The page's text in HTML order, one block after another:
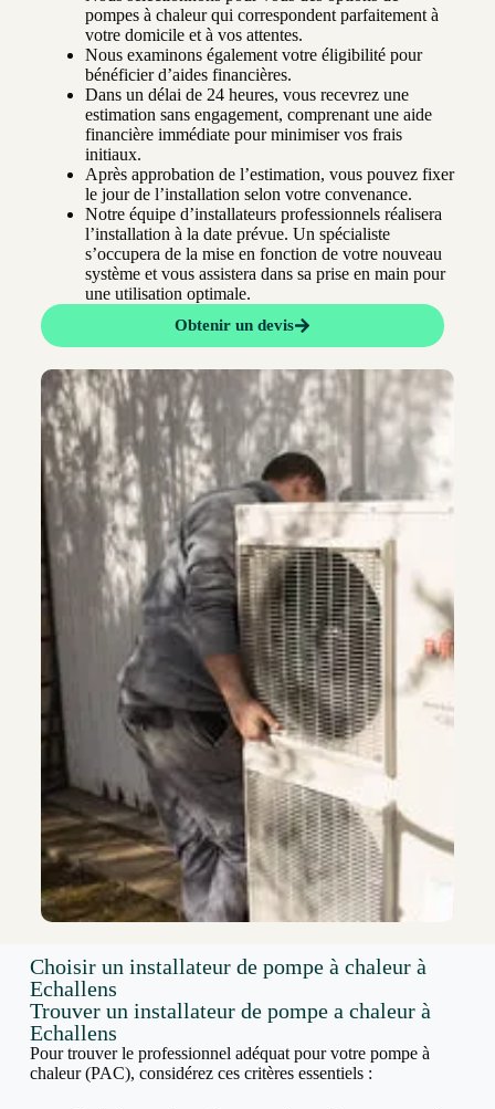
pompes à chaleur qui correspondent parfaitement à
votre domicile et à vos attentes.
Nous examinons également votre éligibilité pour
bénéficier d’aides financières.
Dans un délai de 24 heures, vous recevrez une
estimation sans engagement, comprenant une aide
financière immédiate pour minimiser vos frais
initiaux.
Après approbation de l’estimation, vous pouvez fixer
le jour de l’installation selon votre convenance.
Notre équipe d’installateurs professionnels réalisera
l’installation à la date prévue. Un spécialiste
s’occupera de la mise en fonction de votre nouveau
système et vous assistera dans sa prise en main pour
une utilisation optimale.
Obtenir un devis
Choisir un installateur de pompe à chaleur à
Echallens
Trouver un installateur de pompe a chaleur à
Echallens
Pour trouver le professionnel adéquat pour votre pompe à
chaleur (PAC), considérez ces critères essentiels :